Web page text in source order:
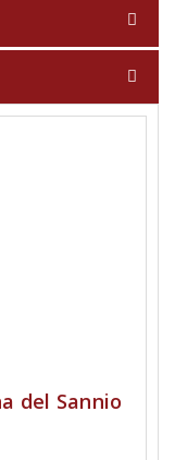
del Sannio